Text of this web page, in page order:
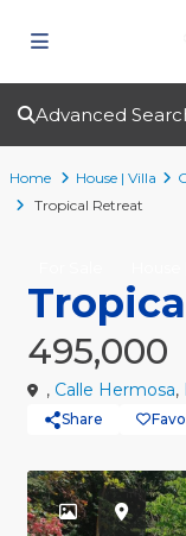
Advanced
Home House | Villa
Tropical Retreat
495,000
, Calle Hermosa,
Share